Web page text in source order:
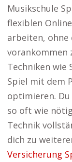
Musikschule
flexiblen
arbeiten, ohne
vorankommen
Techniken wie
Spiel mit dem
optimieren.
so oft wie
Technik
dich zu
Versicherung